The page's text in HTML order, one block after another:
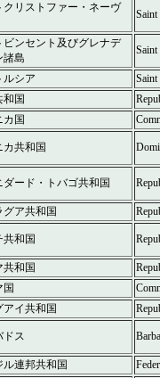
クリストファー・ネーヴ
Saint
ビンセント及びグレナデ
諸島
Saint
ルシア
Saint
和国
カ国
カ共和国
ダード・トバゴ共和国
グア共和国
共和国
共和国
国
アイ共和国
ドス
ル連邦共和国